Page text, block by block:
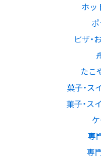
ホッ
ポ
ピザ・
たこ
菓子・ス
菓子・ス
ケ
専
専